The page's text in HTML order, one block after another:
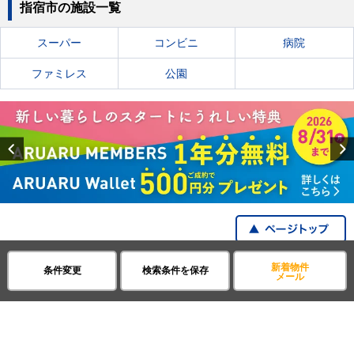
条件変更 検索条件を保存
新着物件
メール
指宿市の施設一覧
スーパー コンビニ 病院
ファミレス 公園
Previous
賃貸・不動産アパマンショップ 鹿児島県
全国の都道府県から探す